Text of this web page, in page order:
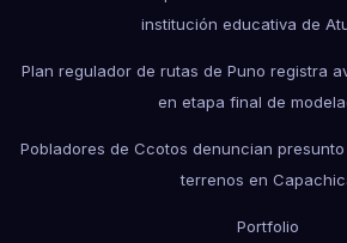
institución educativa de
Plan regulador de rutas de Puno registra
en etapa final de
Pobladores de Ccotos denuncian
terrenos en
Portfolio